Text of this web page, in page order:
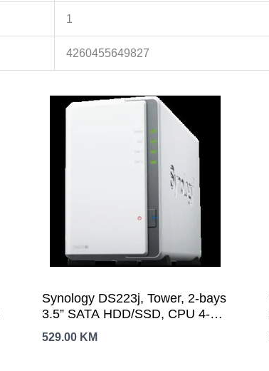
1
4260455649827
Synology DS223j, Tower, 2-bays
3.5” SATA HDD/SSD, CPU 4-
core 1.7 GHz; 1 GB DDR4 non-
ECC; 1 x RJ-45 1GbE LAN Port;
529.00 KM